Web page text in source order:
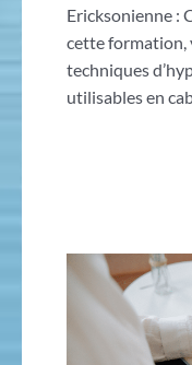
Ericksonienne :
cette formation,
techniques
utilisables en